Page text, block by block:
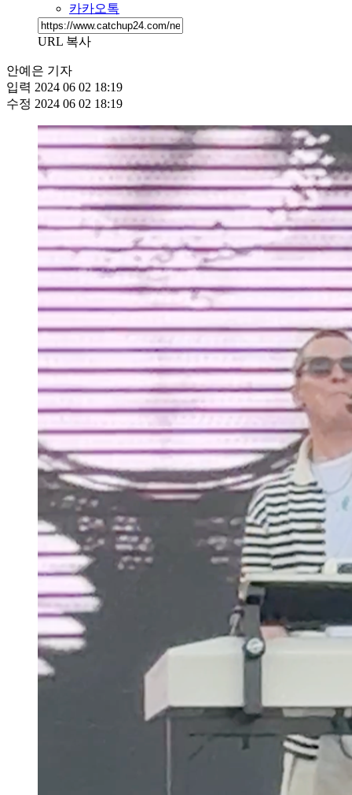
카카오톡
URL 복사
안예은 기자
입력 2024 06 02 18:19
수정 2024 06 02 18:19